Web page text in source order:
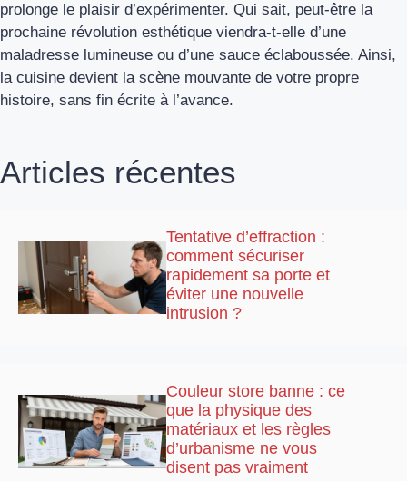
prolonge le plaisir d’expérimenter. Qui sait, peut-être la
prochaine révolution esthétique viendra-t-elle d’une
maladresse lumineuse ou d’une sauce éclaboussée. Ainsi,
la cuisine devient la scène mouvante de votre propre
histoire, sans fin écrite à l’avance.
Articles récentes
Tentative d’effraction :
comment sécuriser
rapidement sa porte et
éviter une nouvelle
intrusion ?
Couleur store banne : ce
que la physique des
matériaux et les règles
d’urbanisme ne vous
disent pas vraiment